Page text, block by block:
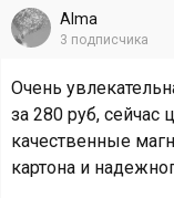
Alma
3 подписчика
Очень
за 280 руб, сейчас
качественные
картона и